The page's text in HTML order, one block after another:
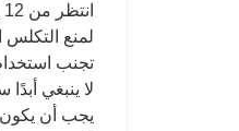
انتظر من 12 إلى 24 ساعة حتى تجف مادة السيليكون المطبقة لمنع المنتج المثبت من تسرب الماء
لمنع
تجنب
لا ينبغي
يجب أن